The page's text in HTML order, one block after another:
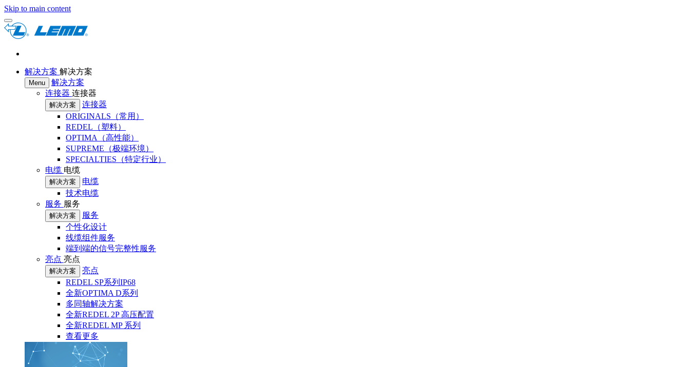
Skip to main content
解决方案 解决方案
Menu
解决方案
连接器 连接器
解决方案
连接器
ORIGINALS（常用）
REDEL（塑料）
OPTIMA（高性能）
SUPREME（极端环境）
SPECIALTIES（特定行业）
电缆 电缆
解决方案
电缆
技术电缆
服务 服务
解决方案
服务
个性化设计
线缆组件服务
端到端的信号完整性服务
亮点 亮点
解决方案
亮点
REDEL SP系列IP68
全新OPTIMA D系列
多同轴解决方案
全新REDEL 2P 高压配置
全新REDEL MP 系列
查看更多